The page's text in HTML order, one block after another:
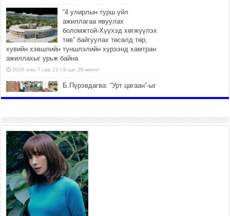
“4 улирлын турш үйл
ажиллагаа явуулах
боломжтой-Хүүхэд хөгжүүлэх
төв” байгуулах төсөлд төр,
хувийн хэвшлийн түншлэлийн хүрээнд хамтран
ажиллахыг урьж байна
2026 оны 7 сар 22 / 9 цаг 28 минут
Б.Пүрэвдагва: “Урт цагаан”-ыг
2026 оны 7 сар 21 / 16 цаг 47 минут
Тусгай замын автобус /BRT/
төслийн удирдах хорооны
ээлжит хуралдаан боллоо
2026 оны 7 сар 21 / 16 цаг 43 минут
Ерөнхий сайд Н.Учрал БНХАУ-
аас Монгол Улсад суугаа
Элчин сайд Шэнь
Миньжюанийг хүлээн авч